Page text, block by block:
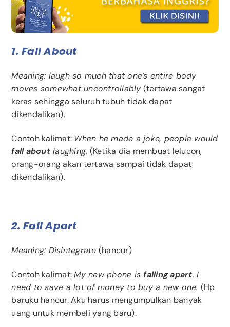
1. Fall About
Meaning: laugh so much that one’s entire body
moves somewhat uncontrollably (tertawa sangat
keras sehingga seluruh tubuh tidak dapat
dikendalikan).
Contoh kalimat: When he made a joke, people would
fall aboutlaughing. (Ketika dia membuat lelucon,
orang-orang akan tertawa sampai tidak dapat
dikendalikan).
2. Fall Apart
Meaning: Disintegrate (hancur)
Contoh kalimat:My new phone isfalling apart. I
need to save a lot of money to buy a new one. (Hp
baruku hancur. Aku harus mengumpulkan banyak
uang untuk membeli yang baru).